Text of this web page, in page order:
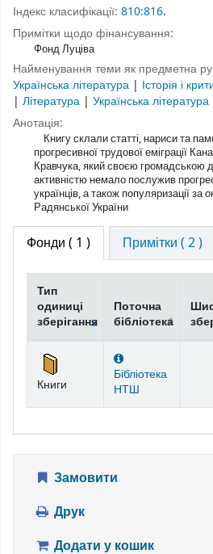
Індекс класифікації: 810:816.
Примітки щодо фінансування:
Фонд Луціва
Найменування теми як предметна
Українська література | Історія і
| Література | Українська література
Анотація:
Книгу склали статті, нариси та
прогресивної трудової еміграції
Кравчука, який своєю громадською
активністю немало послужив
українців, а також популяризації за
Радянської України
Фонди ( 1 ) Примітки ( 2 )
Тип
одиниці
зберігання
Поточна
бібліотека
Книги
Бібліотека
НТШ
Замовити
Друк
Додати у кошик